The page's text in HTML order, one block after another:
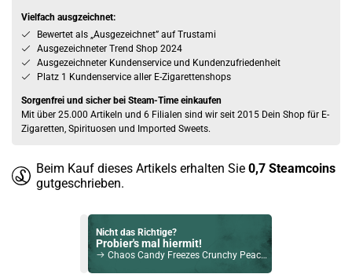
Vielfach ausgzeichnet:
Bewertet als „Ausgezeichnet” auf Trustami
Ausgezeichneter Trend Shop 2024
Ausgezeichneter Kundenservice und Kundenzufriedenheit
Platz 1 Kundenservice aller E-Zigarettenshops
Sorgenfrei und sicher bei Steam-Time einkaufen
Mit über 25.000 Artikeln und 6 Filialen sind wir seit 2015 Dein Shop für E-
Zigaretten, Spirituosen und Imported Sweets.
Beim Kauf dieses Artikels erhalten Sie 0,7 Steamcoins
gutgeschrieben.
Nicht das Richtige?
Probier's mal hiermit!
Chaos Candy Freezes Crunchy Peach Rings 40g